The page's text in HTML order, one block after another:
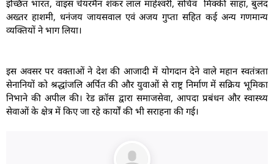
इच्छित भारत, वाइस चेयरमैन शंकर लाल माहेश्वरी, सचिव मिक्की साहा, बुलंद
अख्तर हाशमी, धनंजय जायसवाल एवं अजय गुप्ता सहित कई अन्य गणमान्य
व्यक्तियों ने भाग लिया।
इस अवसर पर वक्ताओं ने देश की आजादी में योगदान देने वाले महान स्वतंत्रता
सेनानियों को श्रद्धांजलि अर्पित की और युवाओं से राष्ट्र निर्माण में सक्रिय भूमिका
निभाने की अपील की। रेड क्रॉस द्वारा समाजसेवा, आपदा प्रबंधन और स्वास्थ्य
सेवाओं के क्षेत्र में किए जा रहे कार्यों की भी सराहना की गई।